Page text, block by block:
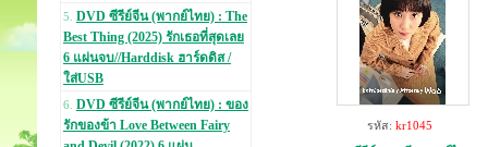
5. DVD ซีรีย์จีน (พากย์ไทย) : The
Best Thing (2025) รักเธอที่สุดเลย
6 แผ่นจบ//Harddisk ฮาร์ดดิส /
ใส่USB
6. DVD ซีรีย์จีน (พากย์ไทย) : ของ
รักของข้า Love Between Fairy
รหัส: kr1045